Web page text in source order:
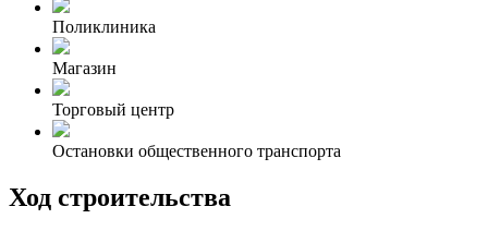
Поликлиника
Магазин
Торговый центр
Остановки общественного транспорта
Ход строительства